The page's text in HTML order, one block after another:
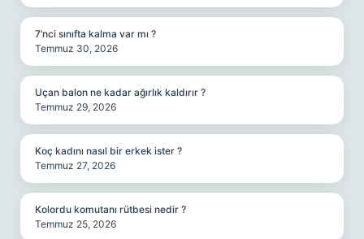
7’nci sınıfta kalma var mı ?
Temmuz 30, 2026
Uçan balon ne kadar ağırlık kaldırır ?
Temmuz 29, 2026
Koç kadını nasıl bir erkek ister ?
Temmuz 27, 2026
Kolordu komutanı rütbesi nedir ?
Temmuz 25, 2026